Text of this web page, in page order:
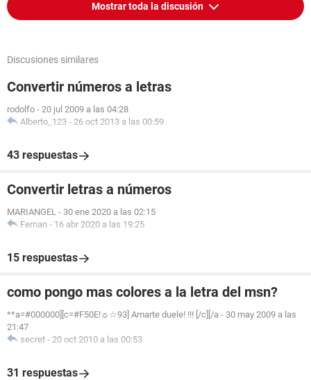
Mostrar toda la discusión
Discusiones similares
Convertir números a letras
rodolfo - 20 jul 2009 a las 04:28
Alberto_123 - 26 oct 2013 a las 00:59
43 respuestas
Convertir letras a números
MARIANGEL - 30 ene 2020 a las 02:15
Fernan - 16 abr 2020 a las 19:25
15 respuestas
como pongo mas colores a la letra del msn?
**a=#000000][c=#F50E!☼☆93] Amarte duele! !!! [/c][/a - 30 may 2009 a las
21:47
secret - 20 oct 2010 a las 00:53
31 respuestas